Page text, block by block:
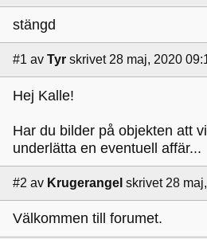
stängd
#1 av Tyr skrivet 28 maj, 2020
Hej Kalle!
Har du bilder på objekten att
underlätta en eventuell affär...
#2 av Krugerangel skrivet 28
Välkommen till forumet.